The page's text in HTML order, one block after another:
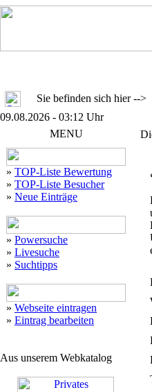
Sie befinden sich hier --
09.08.2026 - 03:12 Uhr
MENU
» TOP-Liste Bewertung
» TOP-Liste Besucher
» Neue Einträge
» Powersuche
» Livesuche
» Suchtipps
» Webseite eintragen
» Eintrag bearbeiten
Aus unserem Webkatalog